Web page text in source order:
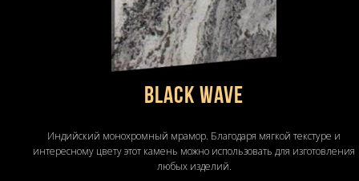
BLACK WAVE
Индийский монохромный мрамор. Благодаря мягкой текстуре и
интересному цвету этот камень можно использовать для изготовления
любых изделий.